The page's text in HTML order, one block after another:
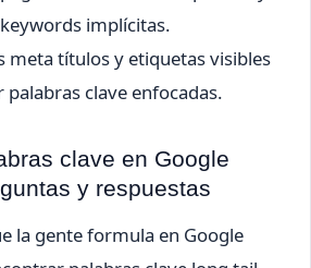
implícitas.
meta títulos y etiquetas visibles
palabras clave enfocadas.
clave en Google
y respuestas
la gente formula en Google